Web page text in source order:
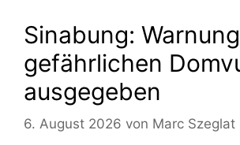
Sinabung:
gefährlichen
ausgegeben
6. August 2026 von Marc Szeglat